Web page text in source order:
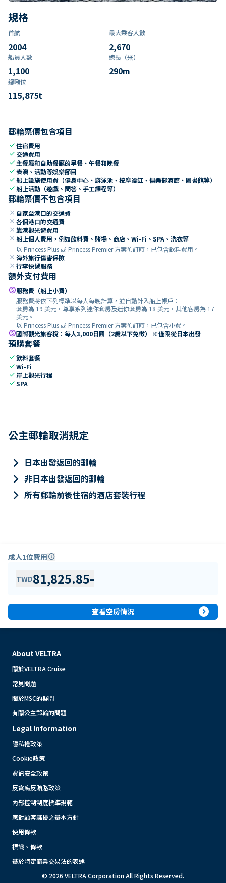
規格
首航
2004
最大乘客人數
2,670
船員人數
1,100
總長（米）
290m
總噸位
115,875t
郵輪票價包含項目
check住宿費用
check 交通費用
check 主餐廳和自助餐廳的早餐、午餐和晚餐
check表演、活動等娛樂節目
check船上設施使用費（健身中心、游泳池、按摩浴缸、俱樂部酒廊、圖書館等）
check船上活動（遊戲、問答、手工課程等）
郵輪票價不包含項目
close 自家至港口的交通費
close 各個港口的交通費
close 靠港觀光遊費用
close 船上個人費用，例如飲料費、賭場、商店、Wi-Fi、SPA、洗衣等
以 Princess Plus 或 Princess Premier 方案預訂時，已包含飲料費用。
close 海外旅行傷害保險
close 行李快遞服務
額外支付費用
paid服務費（船上小費）
服務費將依下列標準以每人每晚計算，並自動計入船上帳戶：
套房為 19 美元，尊享系列迷你套房及迷你套房為 18 美元，其他客房為 17
美元。
以 Princess Plus 或 Princess Premier 方案預訂時，已包含小費。
paid國際觀光旅客稅：每人3,000日圓（2歲以下免徵） ※僅限從日本出發
預購套餐
check飲料套餐
checkWi-Fi
check 岸上觀光行程
checkSPA
公主郵輪取消規定
keyboard_arrow_right 日本出發返回的郵輪
keyboard_arrow_right 非日本出發返回的郵輪
keyboard_arrow_right 所有郵輪前後住宿的酒店套裝行程
成人1位費用info
TWD81,825.85-
查看空房情況 expand_circle_right
About VELTRA
關於VELTRA Cruise
常見問題
關於MSC的疑問
有關公主郵輪的問題
Legal Information
隱私權政策
Cookie政策
資訊安全政策
反貪腐反賄賂政策
內部控制制度標準規範
應對顧客騷擾之基本方針
使用條款
標識、條款
基於特定商業交易法的表述
© 2026 VELTRA Corporation All Rights Reserved.